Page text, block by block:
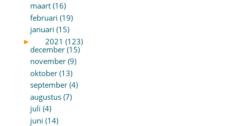
maart (16)
februari (19)
januari (15)
►
2021 (123)
december (15)
november (9)
oktober (13)
september (4)
augustus (7)
juli (4)
juni (14)